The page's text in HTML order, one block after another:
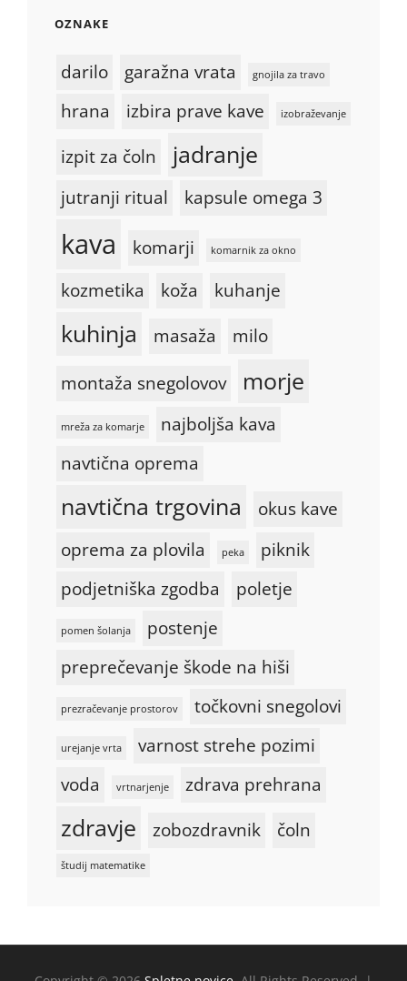
OZNAKE
darilo garažna vrata gnojila za travo
hrana izbira prave kave izobraževanje
izpit za čoln jadranje
jutranji ritual kapsule omega 3
kava komarji komarnik za okno
kozmetika koža kuhanje
kuhinja masaža
milo
montaža snegolovov
morje
mreža za komarje
najboljša kava
navtična oprema
navtična trgovina
okus kave
oprema za plovila
peka
piknik
podjetniška zgodba
poletje
pomen šolanja
postenje
preprečevanje škode na hiši
prezračevanje prostorov točkovni snegolovi
urejanje vrta
varnost strehe pozimi
voda
vrtnarjenje zdrava prehrana
zdravje zobozdravnik čoln
študij matematike